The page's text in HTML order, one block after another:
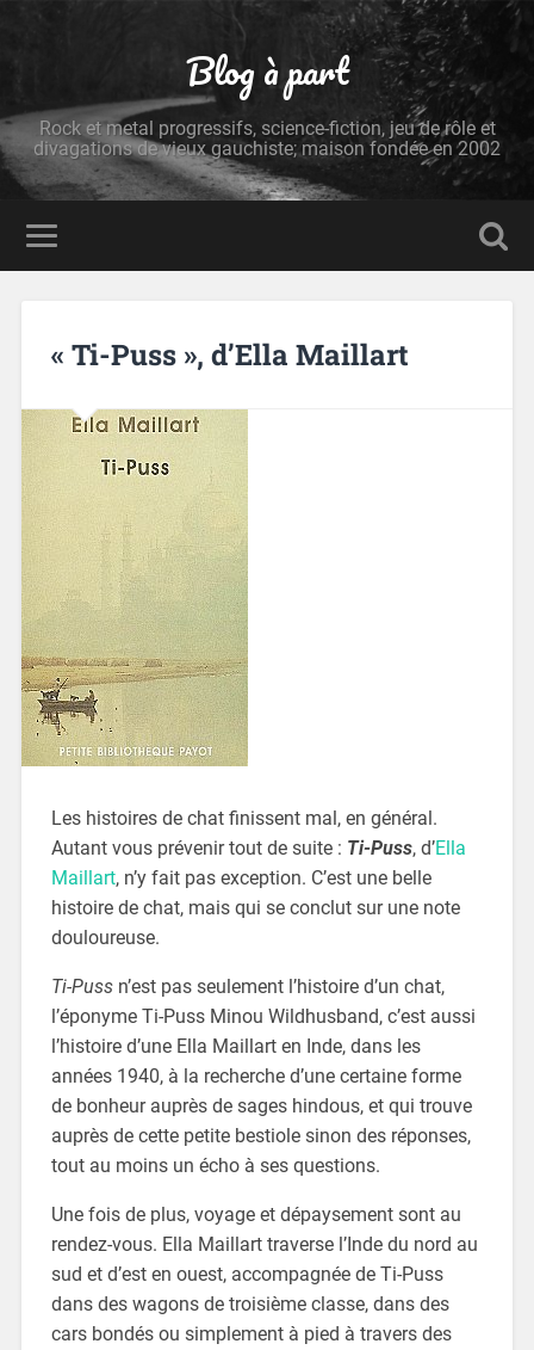
Blog à part
Rock et metal progressifs, science-fiction, jeu de rôle et
divagations de vieux gauchiste; maison fondée en 2002
« Ti-Puss », d’Ella Maillart
Les histoires de chat finissent mal, en général.
Autant vous prévenir tout de suite : Ti-Puss, d’Ella
Maillart, n’y fait pas exception. C’est une belle
histoire de chat, mais qui se conclut sur une note
douloureuse.
Ti-Pussn’est pas seulement l’histoire d’un chat,
l’éponyme Ti-Puss Minou Wildhusband, c’est aussi
l’histoire d’une Ella Maillart en Inde, dans les
années 1940, à la recherche d’une certaine forme
de bonheur auprès de sages hindous, et qui trouve
auprès de cette petite bestiole sinon des réponses,
tout au moins un écho à ses questions.
Une fois de plus, voyage et dépaysement sont au
rendez-vous. Ella Maillart traverse l’Inde du nord au
sud et d’est en ouest, accompagnée de Ti-Puss
dans des wagons de troisième classe, dans des
cars bondés ou simplement à pied à travers des